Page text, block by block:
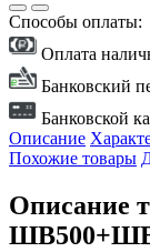
Способы оплаты:
Оплата
Банковский
Банковской
Описание
Похожие товары
Описание